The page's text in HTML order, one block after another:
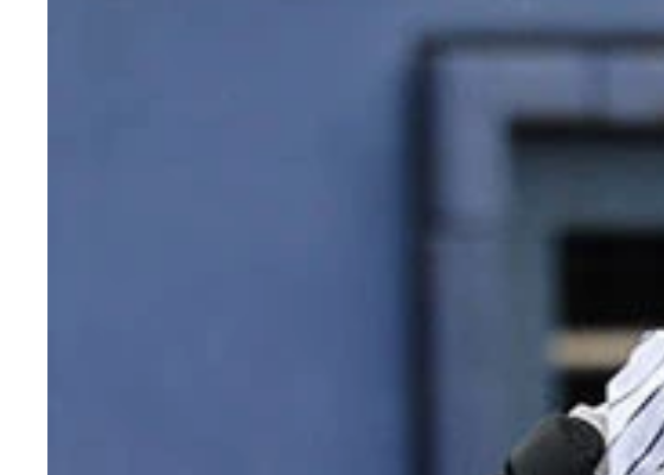
11月14日、ZOZOマリンスタジアムは快晴。スタンドでは3000人
小林珠維（23歳）投手／内野手《ソフトバンク》：2年前から二
柿木蓮（24歳）投手《日本ハム》：18年夏の甲子園を制した大
岡田明丈（31歳）投手《広島》：2015年D1位。17年には12勝を
髙田琢登（22歳）投手《DeNA》：2週間前には地元・静岡で、
陽岱鋼（37歳）外野手《オイシックス新潟》：かつて日本ハム
を披露した。「勝負できるのは肩と足。それだけは若い子に負け
清宮虎多朗（24歳）投手《楽天》：18年育成D1位で、今季初の
島孝明（26歳）投手《元ロッテ》：高卒3年で引退、それから5
高木渉（24歳）外野手《西武》：17年育成D1位で、プロ2年目
西田明央（32歳）捕手《ヤクルト》：この日はキャッチャーが